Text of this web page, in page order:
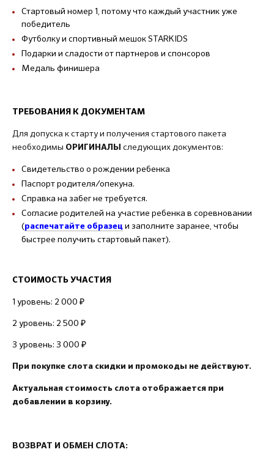
Стартовый номер 1, потому что каждый участник уже
победитель
Футболку и спортивный мешок STARKIDS
Подарки и сладости от партнеров и спонсоров
Медаль финишера
ТРЕБОВАНИЯ К ДОКУМЕНТАМ
Для допуска к старту и получения стартового пакета
необходимы ОРИГИНАЛЫ следующих документов:
Свидетельство о рождении ребенка
Паспорт родителя/опекуна.
Справка на забег не требуется.
Согласие родителей на участие ребенка в соревновании
(распечатайте образец и заполните заранее, чтобы
быстрее получить стартовый пакет).
СТОИМОСТЬ УЧАСТИЯ
1 уровень: 2 000 ₽
2 уровень: 2 500 ₽
3 уровень: 3 000 ₽
При покупке слота скидки и промокоды не действуют.
Актуальная стоимость слота отображается при
добавлении в корзину.
ВОЗВРАТ И ОБМЕН СЛОТА: